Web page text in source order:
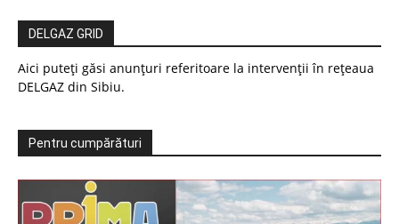
DELGAZ GRID
Aici puteți găsi anunțuri referitoare la intervenții în rețeaua
DELGAZ din Sibiu.
Pentru cumpărături